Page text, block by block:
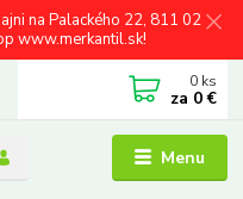
na Palackého 22, 811 02
www.merkantil.sk!
Menu
0 ks
za 0 €